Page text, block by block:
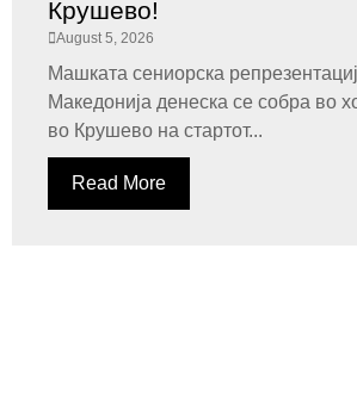
Крушево!
August 5, 2026
Машката сениорска
Македонија денеска се собра во
во Крушево на стартот...
Read More